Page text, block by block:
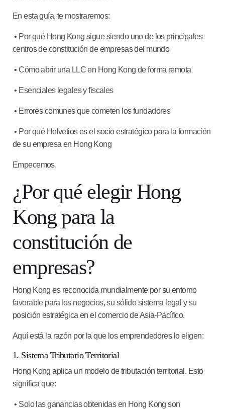
En esta guía, te mostraremos:
• Por qué Hong Kong sigue siendo uno de los principales
centros de constitución de empresas del mundo
• Cómo abrir una LLC en Hong Kong de forma remota
• Esenciales legales y fiscales
• Errores comunes que cometen los fundadores
• Por qué Helvetios es el socio estratégico para la formación
de su empresa en Hong Kong
Empecemos.
¿Por qué elegir Hong
Kong para la
constitución de
empresas?
Hong Kong es reconocida mundialmente por su entorno
favorable para los negocios, su sólido sistema legal y su
posición estratégica en el comercio de Asia-Pacífico.
Aquí está la razón por la que los emprendedores lo eligen:
1. Sistema Tributario Territorial
Hong Kong aplica un modelo de tributación territorial. Esto
significa que:
• Solo las ganancias obtenidas en Hong Kong son